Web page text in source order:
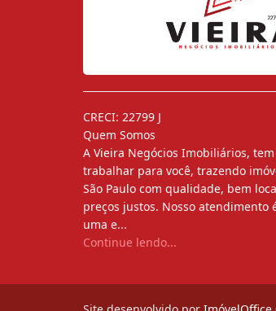
CRECI: 22799 J
Quem Somos
A Vieira Negócios Imobiliários,
trabalhar para você, trazendo
São Paulo com qualidade, bem
preços justos. Nosso atendimento
uma e...
Continue lendo...